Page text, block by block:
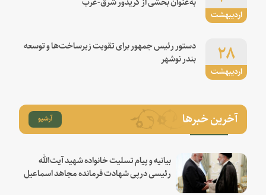
اردیبهشت
اردیبهشت
۲۸
دستور رئیس جمهور برای تقویت زیرساخت‌ها و توسعه
بندر نوشهر
آخرین خبرها آرشیو
بیانیه و پیام تسلیت خانواده شهید آیت‌الله
رئیسی درپی شهادت فرمانده مجاهد اسماعیل